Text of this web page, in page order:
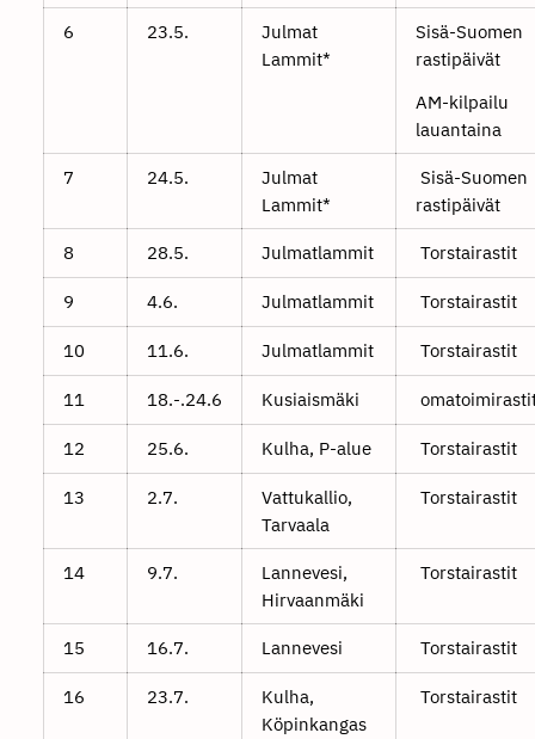
6 23.5.
Julmat
Lammit*
Sisä-Suomen
rastipäivät
AM-kilpailu
lauantaina
7 24.5.
Julmat
Lammit*
Sisä-Suomen
rastipäivät
8 28.5. Julmatlammit Torstairastit
9 4.6. Julmatlammit Torstairastit
10 11.6. Julmatlammit Torstairastit
11 18.-.24.6 Kusiaismäki
12 25.6. Kulha, P-alue Torstairastit
13 2.7.
Vattukallio,
Tarvaala
Torstairastit
14 9.7.
Lannevesi,
Hirvaanmäki
Torstairastit
15 16.7. Lannevesi Torstairastit
16 23.7.
Kulha,
Köpinkangas
Torstairastit